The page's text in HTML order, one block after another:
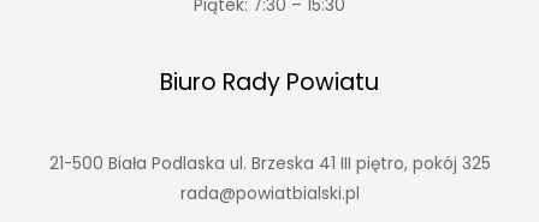
Piątek: 7:30 – 15:30
Biuro Rady Powiatu
21-500 Biała Podlaska ul. Brzeska 41 III piętro, pokój 325
rada@powiatbialski.pl